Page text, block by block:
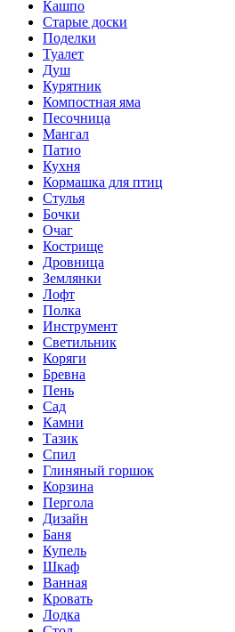
Кашпо
Старые доски
Поделки
Туалет
Душ
Курятник
Компостная яма
Песочница
Мангал
Патио
Кухня
Кормашка для птиц
Стулья
Бочки
Очаг
Кострище
Дровница
Землянки
Лофт
Полка
Инструмент
Светильник
Коряги
Бревна
Пень
Сад
Камни
Тазик
Спил
Глиняный горшок
Корзина
Пергола
Дизайн
Баня
Купель
Шкаф
Ванная
Кровать
Лодка